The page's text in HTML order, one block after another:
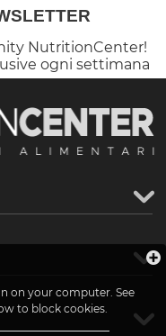
NutritionCenter!
ogni settimana
on your computer. See
to block cookies.